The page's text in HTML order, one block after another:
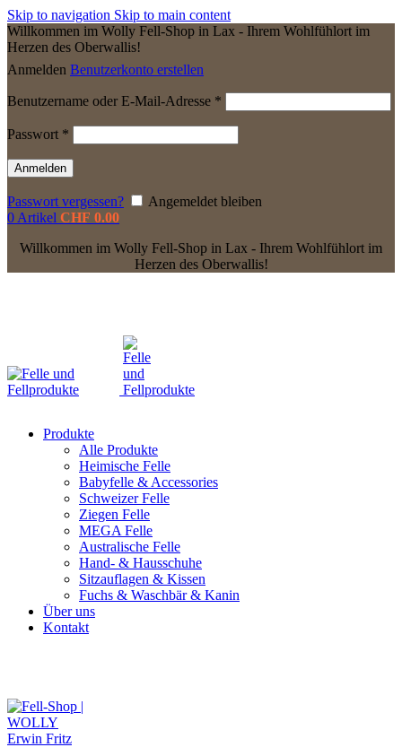
Skip to navigation Skip to main content
Willkommen im Wolly Fell-Shop in Lax - Ihrem Wohlfühlort im
Herzen des Oberwallis!
Anmelden Benutzerkonto erstellen
Benutzername oder E-Mail-Adresse *
Passwort *
Anmelden
Passwort vergessen?
Angemeldet bleiben
0 Artikel CHF 0.00
Willkommen im Wolly Fell-Shop in Lax - Ihrem Wohlfühlort im
Herzen des Oberwallis!
Produkte
Alle Produkte
Heimische Felle
Babyfelle & Accessories
Schweizer Felle
Ziegen Felle
MEGA Felle
Australische Felle
Hand- & Hausschuhe
Sitzauflagen & Kissen
Fuchs & Waschbär & Kanin
Über uns
Kontakt